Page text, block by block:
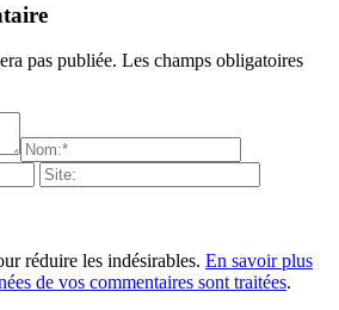
pas publiée. Les champs obligatoires
réduire les indésirables. En savoir plus
de vos commentaires sont traitées.